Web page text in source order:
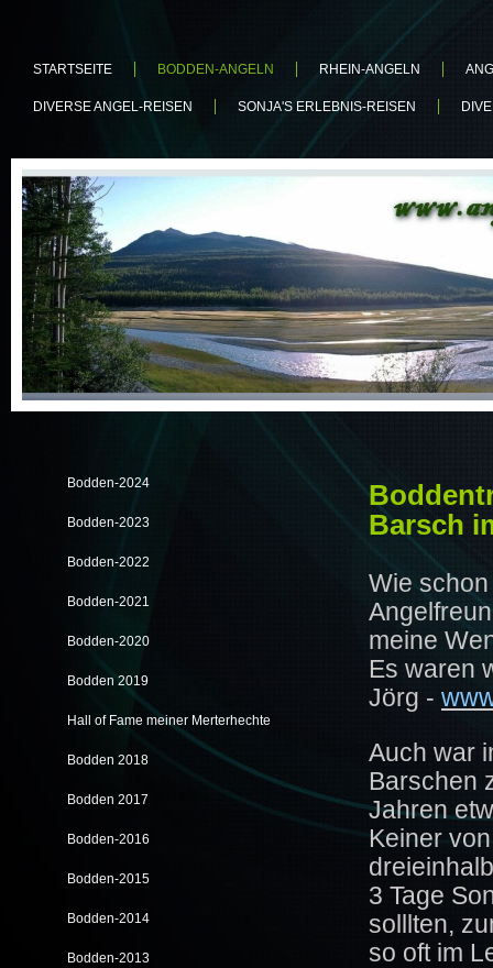
STARTSEITE BODDEN-ANGELN RHEIN-ANGELN
DIVERSE ANGEL-REISEN SONJA'S ERLEBNIS-REISEN
Bodden-2024
Bodden-2023
Bodden-2022
Bodden-2021
Bodden-2020
Bodden 2019
Hall of Fame meiner Merterhechte
Bodden 2018
Bodden 2017
Bodden-2016
Bodden-2015
Bodden-2014
Bodden-2013
Barsch
Wie
meine
Es waren
Jörg -
Auch war
Barschen
Jahren
Keiner
3 Tage
solllten,
so oft im